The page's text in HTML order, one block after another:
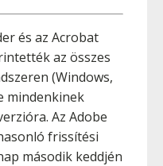
és az Acrobat
az összes
(Windows,
mindenkinek
Az Adobe
frissítési
második keddjén